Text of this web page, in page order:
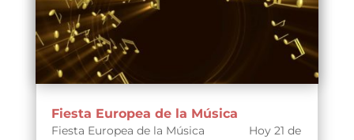
Fiesta Europea de la Música
Fiesta Europea de la Música Hoy 21 de